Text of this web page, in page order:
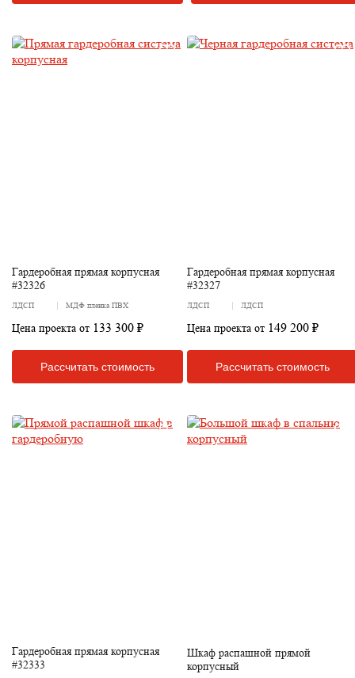
Гардеробная прямая корпусная
#32326
ЛДСП МДФ пленка ПВХ
Цена проекта от 133 300 ₽
Рассчитать стоимость
Гардеробная прямая корпусная
#32327
ЛДСП ЛДСП
Цена проекта от 149 200 ₽
Рассчитать стоимость
Гардеробная прямая корпусная
#32333
Шкаф распашной прямой
корпусный